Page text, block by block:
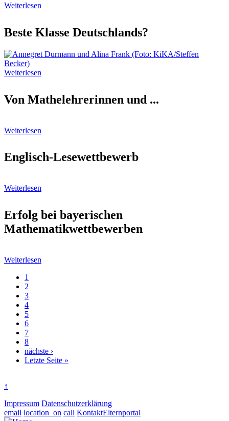
Weiterlesen
Beste Klasse Deutschlands?
Weiterlesen
Von Mathelehrerinnen und ...
Weiterlesen
Englisch-Lesewettbewerb
Weiterlesen
Erfolg bei bayerischen
Mathematikwettbewerben
Weiterlesen
Seitennummerierung
Aktuelle
Seite
1
Page
2
Page
3
Page
4
Page
5
Page
6
Page
7
Page
8
Nächste
Seite
nächste ›
Letzte
Letzte Seite »
↑
Impressum Datenschutzerklärung
email location_on call KontaktElternportal